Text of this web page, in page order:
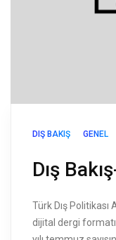
DIŞ BAKIŞ GENEL
Dış
Türk Dış
dijital dergi